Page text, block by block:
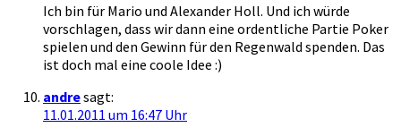
Ich bin für Mario und Alexander Holl. Und ich würde
vorschlagen, dass wir dann eine ordentliche Partie Poker
spielen und den Gewinn für den Regenwald spenden. Das
ist doch mal eine coole Idee :)
andresagt:
11.01.2011 um 16:47 Uhr